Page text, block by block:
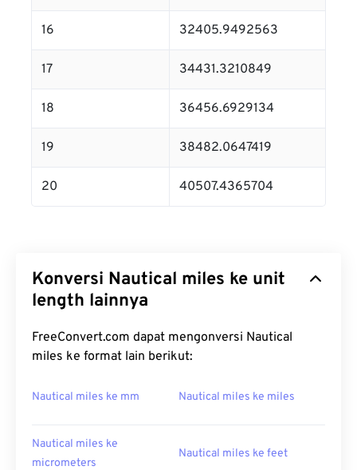
16 32405.9492563
17 34431.3210849
18 36456.6929134
19 38482.0647419
20 40507.4365704
Konversi Nautical miles ke unit
length lainnya
FreeConvert.com dapat mengonversi Nautical
miles ke format lain berikut:
Nautical miles ke mm Nautical miles ke miles
Nautical miles ke
micrometers
Nautical miles ke feet